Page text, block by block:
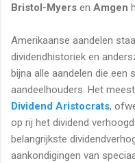
Bristol-Myers en Amgen
Amerikaanse aandelen
dividendhistoriek en
bijna alle aandelen die een
aandeelhouders. Het
Dividend Aristocrats,
op rij het dividend
belangrijkste
aankondigingen van